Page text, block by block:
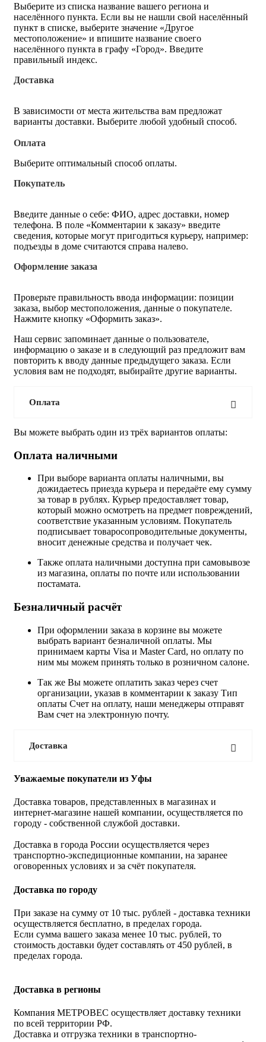
Выберите из списка название вашего региона и
населённого пункта. Если вы не нашли свой населённый
пункт в списке, выберите значение «Другое
местоположение» и впишите название своего
населённого пункта в графу «Город». Введите
правильный индекс.
Доставка
В зависимости от места жительства вам предложат
варианты доставки. Выберите любой удобный способ.
Оплата
Выберите оптимальный способ оплаты.
Покупатель
Введите данные о себе: ФИО, адрес доставки, номер
телефона. В поле «Комментарии к заказу» введите
сведения, которые могут пригодиться курьеру, например:
подъезды в доме считаются справа налево.
Оформление заказа
Проверьте правильность ввода информации: позиции
заказа, выбор местоположения, данные о покупателе.
Нажмите кнопку «Оформить заказ».
Наш сервис запоминает данные о пользователе,
информацию о заказе и в следующий раз предложит вам
повторить к вводу данные предыдущего заказа. Если
условия вам не подходят, выбирайте другие варианты.
Оплата
Вы можете выбрать один из трёх вариантов оплаты:
Оплата наличными
При выборе варианта оплаты наличными, вы
дожидаетесь приезда курьера и передаёте ему сумму
за товар в рублях. Курьер предоставляет товар,
который можно осмотреть на предмет повреждений,
соответствие указанным условиям. Покупатель
подписывает товаросопроводительные документы,
вносит денежные средства и получает чек.
Также оплата наличными доступна при самовывозе
из магазина, оплаты по почте или использовании
постамата.
Безналичный расчёт
При оформлении заказа в корзине вы можете
выбрать вариант безналичной оплаты. Мы
принимаем карты Visa и Master Card, но оплату по
ним мы можем принять только в розничном салоне.
Так же Вы можете оплатить заказ через счет
организации, указав в комментарии к заказу Тип
оплаты Счет на оплату, наши менеджеры отправят
Вам счет на электронную почту.
Доставка
Уважаемые покупатели из Уфы
Доставка товаров, представленных в магазинах и
интернет-магазине нашей компании, осуществляется по
городу - собственной службой доставки.
Доставка в города России осуществляется через
транспортно-экспедиционные компании, на заранее
оговоренных условиях и за счёт покупателя.
Доставка по городу
При заказе на сумму от 10 тыс. рублей - доставка техники
осуществляется бесплатно, в пределах города.
Если сумма вашего заказа менее 10 тыс. рублей, то
стоимость доставки будет составлять от 450 рублей, в
пределах города.
Доставка в регионы
Компания МЕТРОВЕС осуществляет доставку техники
по всей территории РФ.
Доставка и отгрузка техники в транспортно-